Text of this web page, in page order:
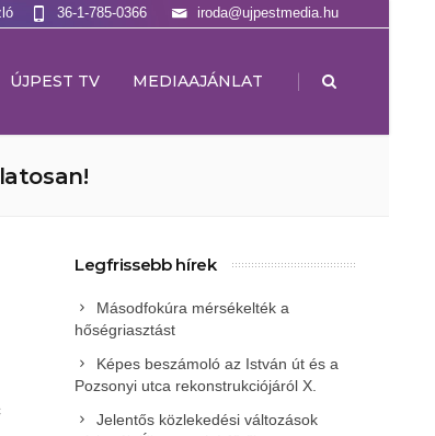
iroda@ujpestmedia.hu
36-1-785-0366
ÚJPEST TV MEDIAAJÁNLAT |
Legfrissebb hírek
Másodfokúra mérsékelték a
hőségriasztást
Képes beszámoló az István út és a
Pozsonyi utca rekonstrukciójáról X.
Jelentős közlekedési változások